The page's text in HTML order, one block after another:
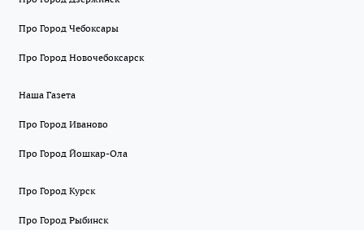
Про Город Чебоксары
Про Город Новочебоксарск
Наша Газета
Про Город Иваново
Про Город Йошкар-Ола
Про Город Курск
Про Город Рыбинск